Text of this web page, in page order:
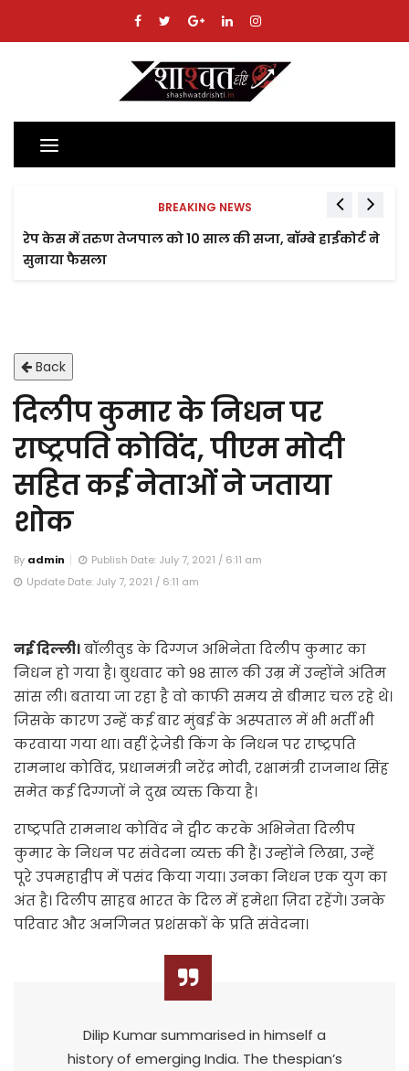
Toggle
navigation
BREAKING NEWS
रेप केस में तरुण तेजपाल को 10 साल की सजा, बॉम्बे हाईकोर्ट ने
सुनाया फैसला
Back
दिलीप कुमार के निधन पर
राष्ट्रपति कोविंद, पीएम मोदी
सहित कई नेताओं ने जताया
शोक
By admin
Publish Date: July 7, 2021 / 6:11 am
Update Date: July 7, 2021 / 6:11 am
नई दिल्ली।बॉलीवुड के दिग्गज अभिनेता दिलीप कुमार का
निधन हो गया है। बुधवार को 98 साल की उम्र में उन्होंने अंतिम
सांस ली। बताया जा रहा है वो काफी समय से बीमार चल रहे थे।
जिसके कारण उन्हें कई बार मुंबई के अस्पताल में भी भर्ती भी
करवाया गया था। वहीं ट्रेजेडी किंग के निधन पर राष्ट्रपति
रामनाथ कोविंद, प्रधानमंत्री नरेंद्र मोदी, रक्षामंत्री राजनाथ सिंह
समेत कई दिग्गजों ने दुख व्यक्त किया है।
राष्ट्रपति रामनाथ कोविंद ने ट्वीट करके अभिनेता दिलीप
कुमार के निधन पर संवेदना व्यक्त की हैं। उन्होंने लिखा, उन्हें
पूरे उपमहाद्वीप में पसंद किया गया। उनका निधन एक युग का
अंत है। दिलीप साहब भारत के दिल में हमेशा ज़िदा रहेंगे। उनके
परिवार और अनगिनत प्रशंसकों के प्रति संवेदना।
Dilip Kumar summarised in himself a
history of emerging India. The thespian’s